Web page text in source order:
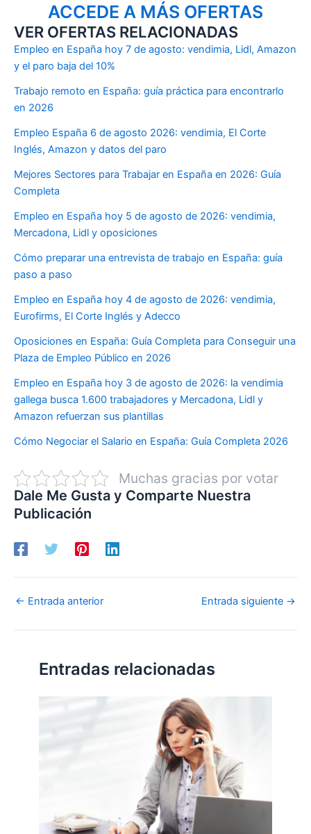
ACCEDE A MÁS OFERTAS
VER OFERTAS RELACIONADAS
Empleo en España hoy 7 de agosto: vendimia, Lidl, Amazon
y el paro baja del 10%
Trabajo remoto en España: guía práctica para encontrarlo
en 2026
Empleo España 6 de agosto 2026: vendimia, El Corte
Inglés, Amazon y datos del paro
Mejores Sectores para Trabajar en España en 2026: Guía
Completa
Empleo en España hoy 5 de agosto de 2026: vendimia,
Mercadona, Lidl y oposiciones
Cómo preparar una entrevista de trabajo en España: guía
paso a paso
Empleo en España hoy 4 de agosto de 2026: vendimia,
Eurofirms, El Corte Inglés y Adecco
Oposiciones en España: Guía Completa para Conseguir una
Plaza de Empleo Público en 2026
Empleo en España hoy 3 de agosto de 2026: la vendimia
gallega busca 1.600 trabajadores y Mercadona, Lidl y
Amazon refuerzan sus plantillas
Cómo Negociar el Salario en España: Guía Completa 2026
Muchas gracias por votar
Dale Me Gusta y Comparte Nuestra
Publicación
← Entrada anterior Entrada siguiente →
Entradas relacionadas